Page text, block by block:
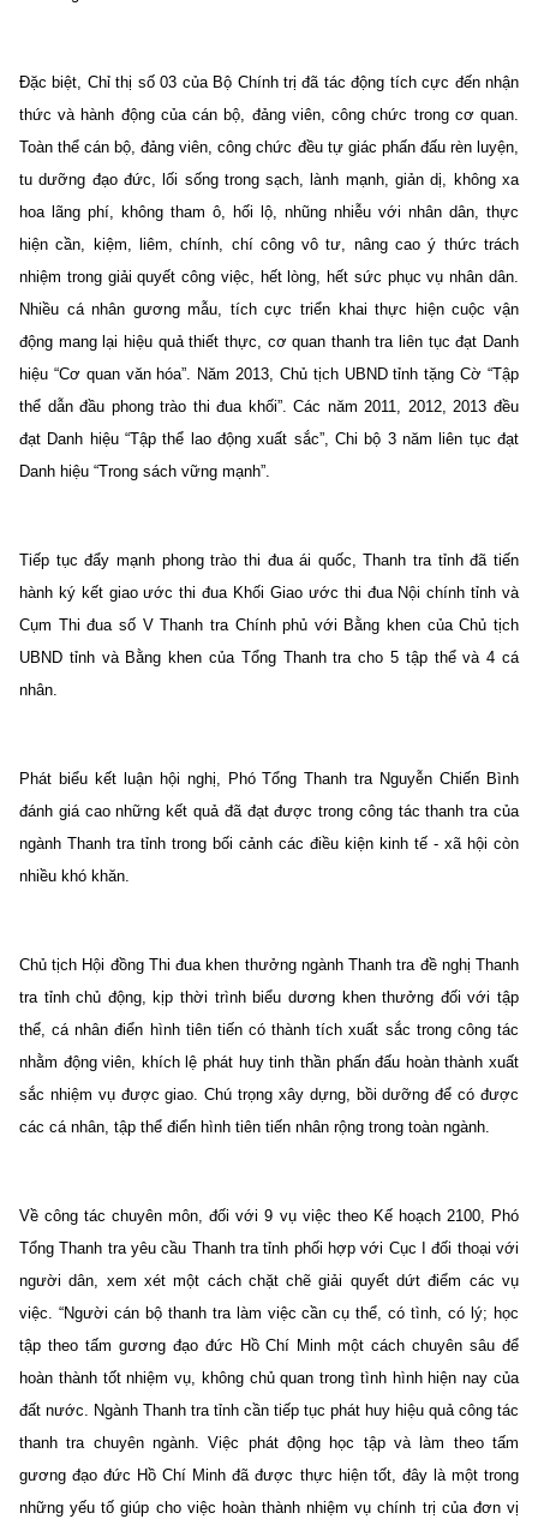
Đặc biệt, Chỉ thị số 03 của Bộ Chính trị đã tác động tích cực đến nhận
thức và hành động của cán bộ, đảng viên, công chức trong cơ quan.
Toàn thể cán bộ, đảng viên, công chức đều tự giác phấn đấu rèn luyện,
tu dưỡng đạo đức, lối sống trong sạch, lành mạnh, giản dị, không xa
hoa lãng phí, không tham ô, hối lộ, nhũng nhiễu với nhân dân, thực
hiện cần, kiệm, liêm, chính, chí công vô tư, nâng cao ý thức trách
nhiệm trong giải quyết công việc, hết lòng, hết sức phục vụ nhân dân.
Nhiều cá nhân gương mẫu, tích cực triển khai thực hiện cuộc vận
động mang lại hiệu quả thiết thực, cơ quan thanh tra liên tục đạt Danh
hiệu “Cơ quan văn hóa”. Năm 2013, Chủ tịch UBND tỉnh tặng Cờ “Tập
thể dẫn đầu phong trào thi đua khối”. Các năm 2011, 2012, 2013 đều
đạt Danh hiệu “Tập thể lao động xuất sắc”, Chi bộ 3 năm liên tục đạt
Danh hiệu “Trong sách vững mạnh”.
Tiếp tục đẩy mạnh phong trào thi đua ái quốc, Thanh tra tỉnh đã tiến
hành ký kết giao ước thi đua Khối Giao ước thi đua Nội chính tỉnh và
Cụm Thi đua số V Thanh tra Chính phủ với Bằng khen của Chủ tịch
UBND tỉnh và Bằng khen của Tổng Thanh tra cho 5 tập thể và 4 cá
nhân.
Phát biểu kết luận hội nghị, Phó Tổng Thanh tra Nguyễn Chiến Bình
đánh giá cao những kết quả đã đạt được trong công tác thanh tra của
ngành Thanh tra tỉnh trong bối cảnh các điều kiện kinh tế - xã hội còn
nhiều khó khăn.
Chủ tịch Hội đồng Thi đua khen thưởng ngành Thanh tra đề nghị Thanh
tra tỉnh chủ động, kịp thời trình biểu dương khen thưởng đối với tập
thể, cá nhân điển hình tiên tiến có thành tích xuất sắc trong công tác
nhằm động viên, khích lệ phát huy tinh thần phấn đấu hoàn thành xuất
sắc nhiệm vụ được giao. Chú trọng xây dựng, bồi dưỡng để có được
các cá nhân, tập thể điển hình tiên tiến nhân rộng trong toàn ngành.
Về công tác chuyên môn, đối với 9 vụ việc theo Kế hoạch 2100, Phó
Tổng Thanh tra yêu cầu Thanh tra tỉnh phối hợp với Cục I đối thoại với
người dân, xem xét một cách chặt chẽ giải quyết dứt điểm các vụ
việc. “Người cán bộ thanh tra làm việc cần cụ thể, có tình, có lý; học
tập theo tấm gương đạo đức Hồ Chí Minh một cách chuyên sâu để
hoàn thành tốt nhiệm vụ, không chủ quan trong tình hình hiện nay của
đất nước. Ngành Thanh tra tỉnh cần tiếp tục phát huy hiệu quả công tác
thanh tra chuyên ngành. Việc phát động học tập và làm theo tấm
gương đạo đức Hồ Chí Minh đã được thực hiện tốt, đây là một trong
những yếu tố giúp cho việc hoàn thành nhiệm vụ chính trị của đơn vị